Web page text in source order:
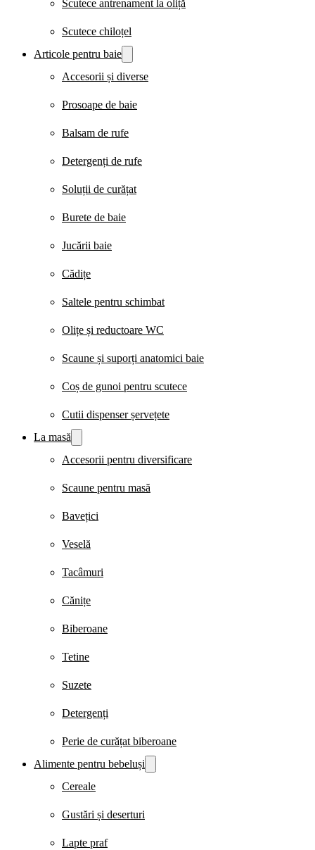
Scutece antrenament la oliță
Scutece chiloțel
Articole pentru baie
Accesorii și diverse
Prosoape de baie
Balsam de rufe
Detergenți de rufe
Soluții de curățat
Burete de baie
Jucării baie
Cădițe
Saltele pentru schimbat
Olițe și reductoare WC
Scaune și suporți anatomici baie
Coș de gunoi pentru scutece
Cutii dispenser șervețete
La masă
Accesorii pentru diversificare
Scaune pentru masă
Bavețici
Veselă
Tacâmuri
Cănițe
Biberoane
Tetine
Suzete
Detergenți
Perie de curățat biberoane
Alimente pentru bebeluși
Cereale
Gustări și deserturi
Lapte praf